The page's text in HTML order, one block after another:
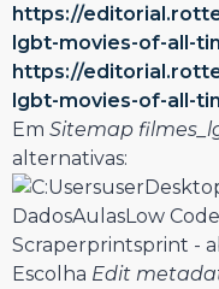
https://
lgbt-movies-of-all-
https://
lgbt-movies-of-all-
Em Sitemap
alternativas:
Escolha Edit